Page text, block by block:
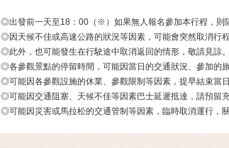
◎出發前一天至18：00（※）如果無人報名參加本行程，則
◎因天候不佳或高速公路的狀況等因素，可能會突然取消行程
◎此外，也可能發生在行駛途中取消返回的情形，敬請見諒。
◎各參觀景點的停留時間，可能因當日的交通狀況、參加的旅
◎可能因各參觀設施的休業、參觀限制等因素，提早結束當日
◎可能因交通阻塞、天候不佳等因素巴士延遲抵達，請預留
◎可能因災害或馬拉松的交通管制等因素，臨時取消運行，